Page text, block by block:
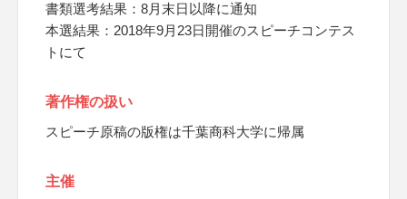
書類選考結果：8月末日以降に通知
本選結果：2018年9月23日開催のスピーチコンテス
トにて
著作権の扱い
スピーチ原稿の版権は千葉商科大学に帰属
主催